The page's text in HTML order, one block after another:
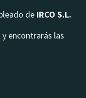
de IRCO S.L.
encontrarás las